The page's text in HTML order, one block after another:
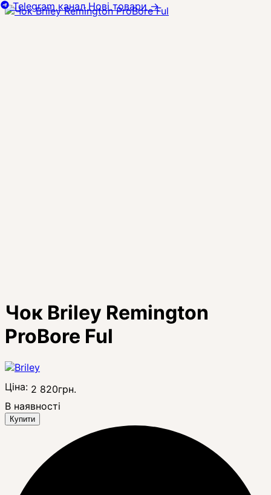
Чок Briley Remington
ProBore Ful
Ціна: 2 820грн.
В наявності
Купити
Telegram канал Нові товари→